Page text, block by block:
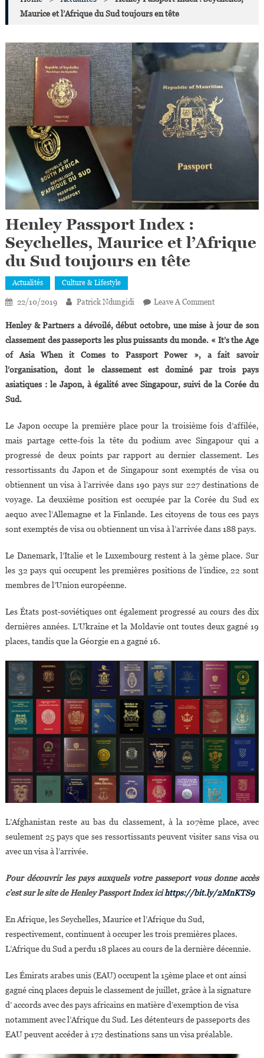
Maurice et l’Afrique du Sud toujours en tête
Henley Passport Index :
Seychelles, Maurice et l’Afrique
du Sud toujours en tête
Actualités Culture & Lifestyle
22/10/2019 Patrick Ndungidi Leave A CommentOn
Passport
Index :
Seychelles,
Maurice
Et
Sud
Henley & Partners a dévoilé, début octobre, une mise à jour de son
classement des passeports les plus puissants du monde. « It’s the Age
of Asia When it Comes to Passport Power », a fait savoir
l’organisation, dont le classement est dominé par trois pays
asiatiques : le Japon, à égalité avec Singapour, suivi de la Corée du
Sud.
Le Japon occupe la première place pour la troisième fois d’affilée,
mais partage cette-fois la tête du podium avec Singapour qui a
progressé de deux points par rapport au dernier classement. Les
ressortissants du Japon et de Singapour sont exemptés de visa ou
obtiennent un visa à l’arrivée dans 190 pays sur 227 destinations de
voyage. La deuxième position est occupée par la Corée du Sud ex
aequo avec l’Allemagne et la Finlande. Les citoyens de tous ces pays
sont exemptés de visa ou obtiennent un visa à l’arrivée dans 188 pays.
Le Danemark, l’Italie et le Luxembourg restent à la 3ème place. Sur
les 32 pays qui occupent les premières positions de l’indice, 22 sont
membres de l’Union européenne.
Les États post-soviétiques ont également progressé au cours des dix
dernières années. L’Ukraine et la Moldavie ont toutes deux gagné 19
places, tandis que la Géorgie en a gagné 16.
L’Afghanistan reste au bas du classement, à la 107ème place, avec
seulement 25 pays que ses ressortissants peuvent visiter sans visa ou
avec un visa à l’arrivée.
Pour découvrir les pays auxquels votre passeport vous donne accès
c’est sur le site de Henley Passport Index icihttps://bit.ly/2MnKTS9
En Afrique, les Seychelles, Maurice et l’Afrique du Sud,
respectivement, continuent à occuper les trois premières places.
L’Afrique du Sud a perdu 18 places au cours de la dernière décennie.
Les Émirats arabes unis (EAU) occupent la 15ème place et ont ainsi
gagné cinq places depuis le classement de juillet, grâce à la signature
d’ accords avec des pays africains en matière d’exemption de visa
notamment avec l’Afrique du Sud. Les détenteurs de passeports des
EAU peuvent accéder à 172 destinations sans un visa préalable.